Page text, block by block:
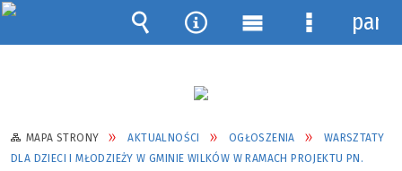
MAPA STRONY AKTUALNOŚCI OGŁOSZENIA
WARSZTATY
DLA DZIECI I MŁODZIEŻY W GMINIE WILKÓW W RAMACH PROJEKTU PN.
Wyszukiwarka
Narzędzia
Menu Menu
panel